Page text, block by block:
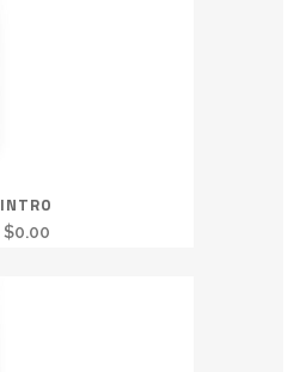
INTRO
$0.00